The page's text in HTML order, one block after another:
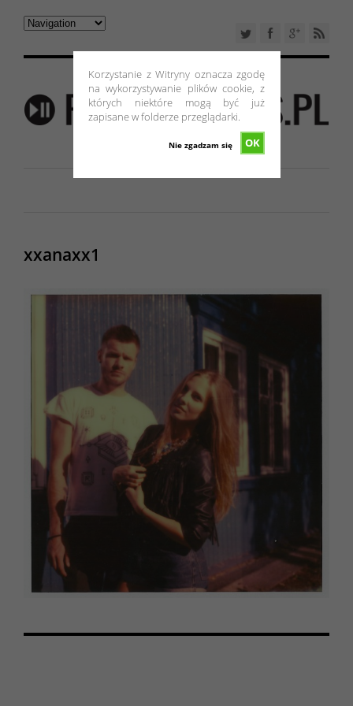
Korzystanie z Witryny oznacza zgodę
na wykorzystywanie plików cookie, z
których niektóre mogą być już
zapisane w folderze przeglądarki.
OK
Nie zgadzam się
xxanaxx1